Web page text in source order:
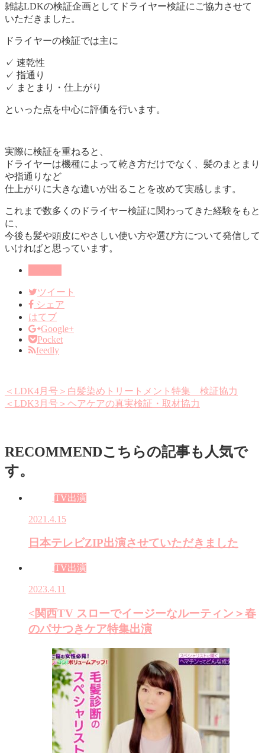
雑誌LDKの検証企画としてドライヤー検証にご協力させて
いただきました。
ドライヤーの検証では主に
✓ 速乾性
✓ 指通り
✓ まとまり・仕上がり
といった点を中心に評価を行います。
実際に検証を重ねると、
ドライヤーは機種によって乾き方だけでなく、髪のまとまり
や指通りなど
仕上がりに大きな違いが出ることを改めて実感します。
これまで数多くのドライヤー検証に関わってきた経験をもと
に、
今後も髪や頭皮にやさしい使い方や選び方について発信して
いければと思っています。
ツイート
シェア
はてブ
Google+
Pocket
feedly
＜LDK4月号＞白髪染めトリートメント特集 検証協力
＜LDK3月号＞ヘアケアの真実検証・取材協力
RECOMMENDこちらの記事も人気で
す。
TV出演
2021.4.15
日本テレビZIP出演させていただきました
TV出演
2023.4.11
<関西TV スローでイージーなルーティン＞春
のパサつきケア特集出演